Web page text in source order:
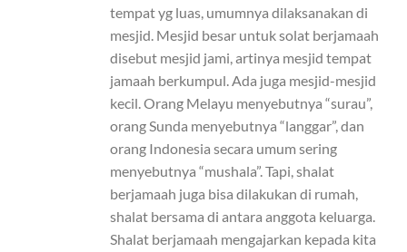
tempat yg luas, umumnya dilaksanakan di
mesjid. Mesjid besar untuk solat berjamaah
disebut mesjid jami, artinya mesjid tempat
jamaah berkumpul. Ada juga mesjid-mesjid
kecil. Orang Melayu menyebutnya “surau”,
orang Sunda menyebutnya “langgar”, dan
orang Indonesia secara umum sering
menyebutnya “mushala”. Tapi, shalat
berjamaah juga bisa dilakukan di rumah,
shalat bersama di antara anggota keluarga.
Shalat berjamaah mengajarkan kepada kita